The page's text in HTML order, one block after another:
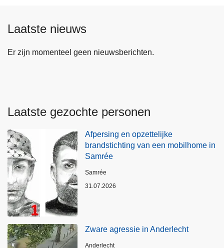
Laatste nieuws
Er zijn momenteel geen nieuwsberichten.
Laatste gezochte personen
Afpersing en opzettelijke
brandstichting van een mobilhome in
Samrée
Plaats
Samrée
31.07.2026
Zware agressie in Anderlecht
Plaats
Anderlecht